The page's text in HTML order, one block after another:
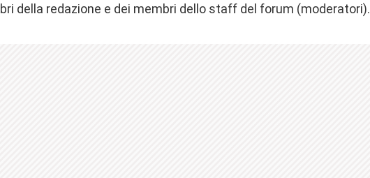
della redazione e dei membri dello staff del forum (moderatori).